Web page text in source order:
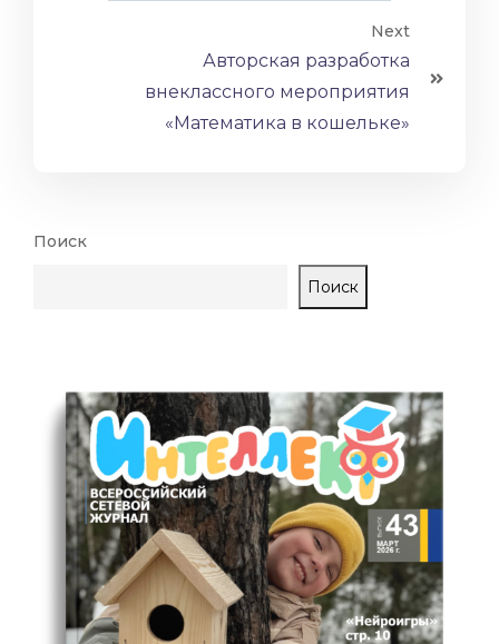
Next
Авторская разработка
внеклассного мероприятия
«Математика в кошельке»
Поиск
Поиск